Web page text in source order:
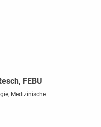
FEBU
Medizinische